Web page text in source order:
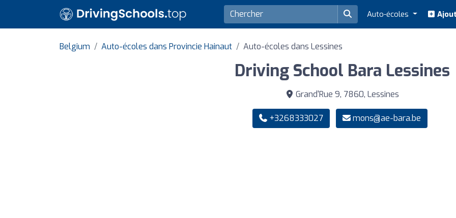
Auto-écoles
Belgium Auto-écoles dans Provincie Hainaut Auto-écoles dans Lessines
Driving School Bara Lessines
Grand'Rue 9, 7860, Lessines
+3268333027 mons@ae-bara.be